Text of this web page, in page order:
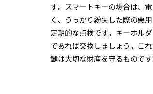
す。スマートキーの場合は、
く、うっかり紛失した際の悪
定期的な点検です。キーホル
であれば交換しましょう。こ
鍵は大切な財産を守るもので